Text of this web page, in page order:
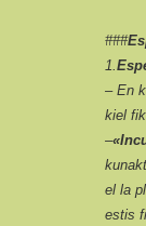
###
1.
– En
kiel
–
el la
estis